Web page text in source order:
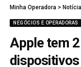
Minha Operadora >
NEGÓCIOS E OPERADORAS
Apple tem